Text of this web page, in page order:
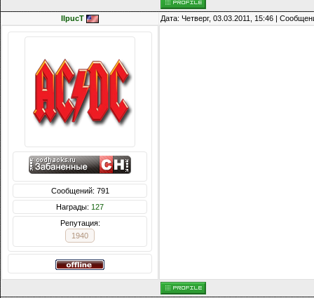
IIpucT Дата: Четверг, 03.03.2011, 15:46 |
Сообщений: 791
Награды: 127
Репутация:
1940